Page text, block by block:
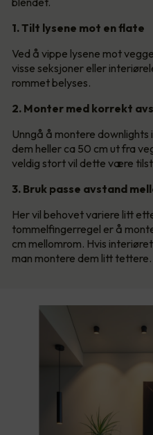
1. Tilt lysene mot en flate
Ved å vippe lysene mot
visse seksjoner eller
rommet belyses.
2. Monter med korrekt
Unngå å montere
dem heller ca 50 cm ut fra
veldig stort vil dette være
3. Bruk passe avstand
Her vil behovet variere litt
tommelfingerregel er å
cm mellomrom. Hvis
man montere dem litt tettere.